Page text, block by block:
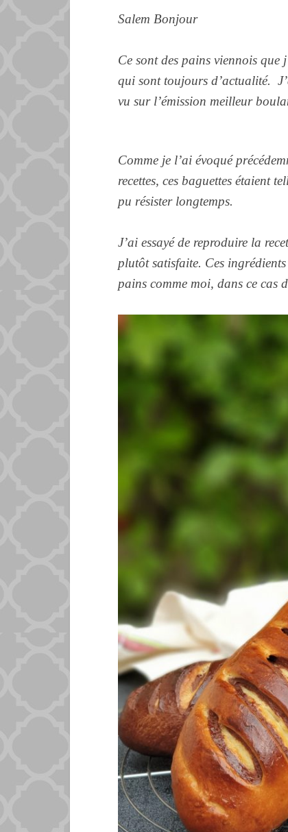
Salem Bonjour
Ce sont des pains viennois
qui sont toujours d’actualité.
vu sur l’émission meilleur
Comme je l’ai évoqué
recettes, ces baguettes étaient
pu résister longtemps.
J’ai essayé de reproduire la
plutôt satisfaite. Ces
pains comme moi, dans ce cas